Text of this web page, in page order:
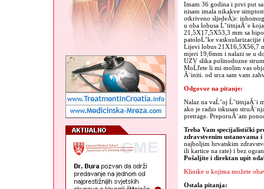
Imam 36 godina i prvi put
nisam imala nikakve
otkriveno sljedeĂ¦e:
u oba lobusa ĹˇtitnjaĂ¨e
21,5X17,5X53,3 mm sa
patoloĹˇke
Lijevi lobus 21X16,5X56,7
mjeri 19,6mm i nalazi se u
UZV slika polinodozne
MoĹľete li mi molim vas
Ă¨initi. od srca sam vam
Odgovor na pitanje:
Nalaz na vaĹˇoj ĹˇtitnjaĂ¨i
ako je radio iskusan
pretrage. PreporuĂ¨am
Treba Vam specijalistički
zdravstvenim ustanovama
najboljim hrvatskim
ili kartice na rate) i bez
Pošaljite i direktan upit
Klinike u kojima možete
Ostala pitanja: